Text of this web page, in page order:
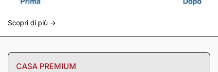
Scopri di più ->
CASA PREMIUM